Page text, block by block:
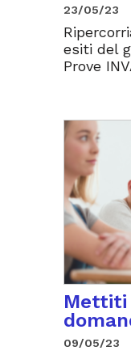
23/05/23
esiti del
Prove
Mettiti
09/05/23